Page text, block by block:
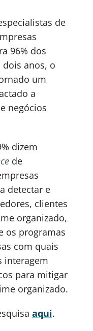
de
96% dos
anos, o
um
a
negócios
dizem
de
detectar e
clientes
organizado,
os programas
com quais
interagem
para mitigar
organizado.
aqui.